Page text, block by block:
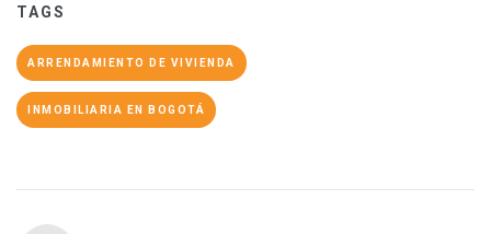
TAGS
ARRENDAMIENTO DE VIVIENDA
INMOBILIARIA EN BOGOTÁ